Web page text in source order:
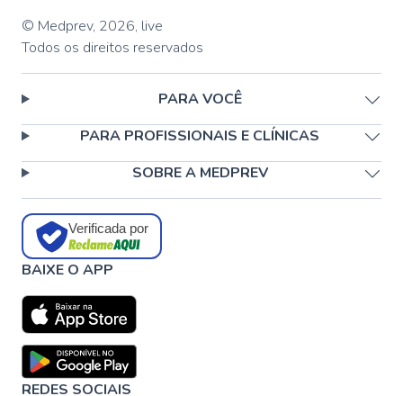
© Medprev, 2026, live
Todos os direitos reservados
PARA VOCÊ
PARA PROFISSIONAIS E CLÍNICAS
SOBRE A MEDPREV
Verificada por
BAIXE O APP
REDES SOCIAIS